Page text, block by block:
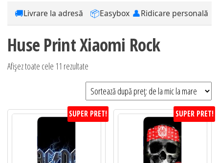
🚚Livrare la adresă 📦Easybox 👤Ridicare personală
Huse Print Xiaomi Rock
Afișez toate cele 11 rezultate
după
preț:
de
la
SUPER PRET! SUPER PRET!